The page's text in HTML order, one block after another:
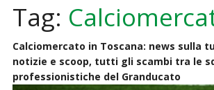
content
Tag:
Calciomercato in Toscana: news sulla
notizie e scoop, tutti gli scambi tra le
professionistiche del Granducato